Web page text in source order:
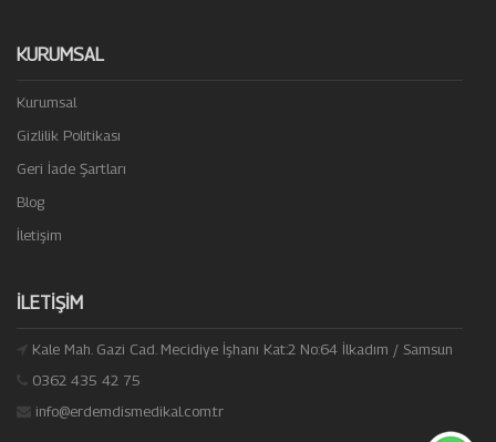
KURUMSAL
Kurumsal
Gizlilik Politikası
Geri İade Şartları
Blog
İletişim
İLETIŞIM
Kale Mah. Gazi Cad. Mecidiye İşhanı Kat:2 No:64 İlkadım / Samsun
0362 435 42 75
info@erdemdismedikal.com.tr